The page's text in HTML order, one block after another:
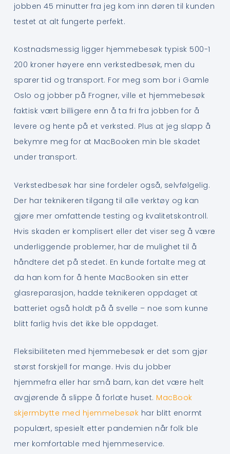
jobben 45 minutter fra jeg kom inn døren til kunden
testet at alt fungerte perfekt.
Kostnadsmessig ligger hjemmebesøk typisk 500-1
200 kroner høyere enn verkstedbesøk, men du
sparer tid og transport. For meg som bor i Gamle
Oslo og jobber på Frogner, ville et hjemmebesøk
faktisk vært billigere enn å ta fri fra jobben for å
levere og hente på et verksted. Plus at jeg slapp å
bekymre meg for at MacBooken min ble skadet
under transport.
Verkstedbesøk har sine fordeler også, selvfølgelig.
Der har teknikeren tilgang til alle verktøy og kan
gjøre mer omfattende testing og kvalitetskontroll.
Hvis skaden er komplisert eller det viser seg å være
underliggende problemer, har de mulighet til å
håndtere det på stedet. En kunde fortalte meg at
da han kom for å hente MacBooken sin etter
glasreparasjon, hadde teknikeren oppdaget at
batteriet også holdt på å svelle – noe som kunne
blitt farlig hvis det ikke ble oppdaget.
Fleksibiliteten med hjemmebesøk er det som gjør
størst forskjell for mange. Hvis du jobber
hjemmefra eller har små barn, kan det være helt
avgjørende å slippe å forlate huset. MacBook
skjermbytte med hjemmebesøk har blitt enormt
populært, spesielt etter pandemien når folk ble
mer komfortable med hjemmeservice.